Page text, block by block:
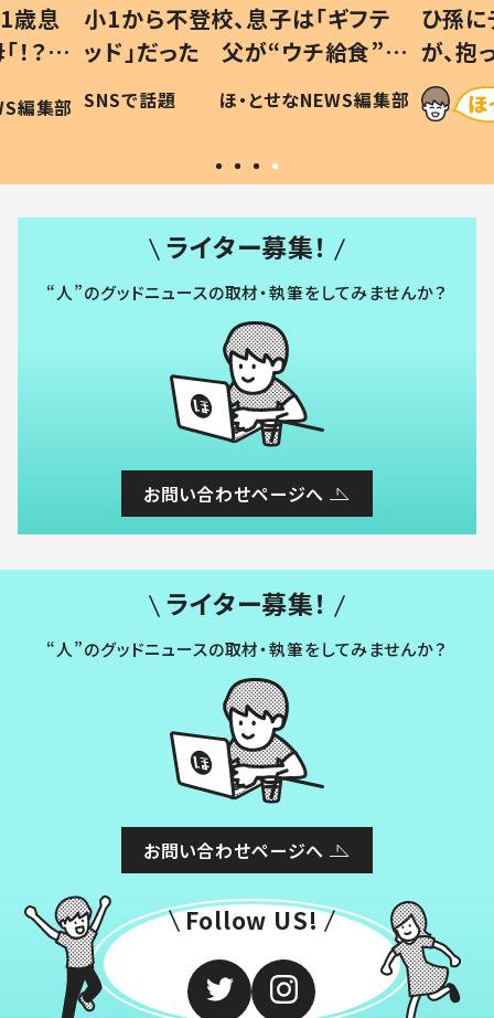
歳息
？」
編集部
小1から不登校、息子は「ギフテ
ッド」だった 父が“ウチ給食”を
作り続ける理由とは #令和の親
#令和の子
SNSで話題 ほ・とせなNEWS編集部
ひ孫
が、
「涙が
い」
ライター募集！
“人”のグッドニュースの取材・執筆をしてみませんか？
お問い合わせページへ
ライター募集！
“人”のグッドニュースの取材・執筆をしてみませんか？
お問い合わせページへ
Follow US!